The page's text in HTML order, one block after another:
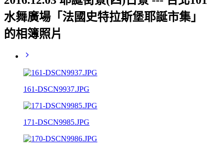
水舞廣場「法國史特拉斯堡耶誕市集」
的相簿照片
161-DSCN9937.JPG
171-DSCN9985.JPG